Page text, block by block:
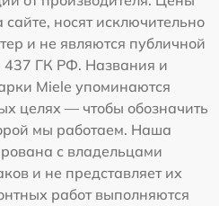
носят исключительно
и не являются публичной
437 ГК РФ. Названия и
Miele упоминаются
целях — чтобы обозначить
мы работаем. Наша
с владельцами
и не представляет их
работ выполняются